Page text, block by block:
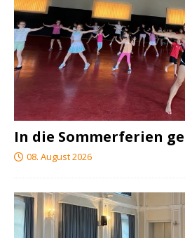
In die Sommerferien
08. August 2026